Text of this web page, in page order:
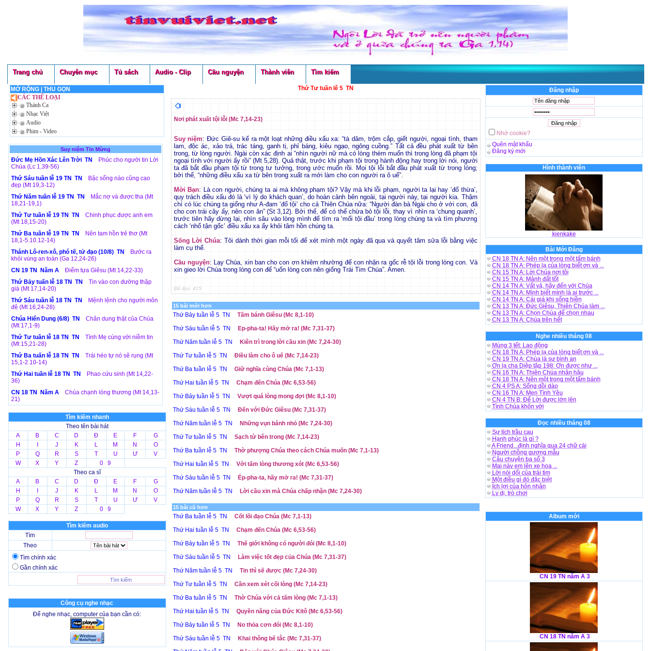
Trang chủ Chuyên mục Tủ sách Audio - Clip Cầu nguyện Thành viên Tìm kiếm
MỞ RỘNG
THU GỌN
CÁC THỂ LOẠI
Thánh Ca
Nhạc Việt
Audio
Phim - Video
Suy niệm Tin Mừng
Đức Mẹ Hồn Xác Lên Trời TN
Phúc cho người tin Lời
Chúa (Lc 1,39-56)
Thứ Sáu tuần lễ 19 TN TN
Bậc sống nào cũng cao
đẹp (Mt 19,3-12)
Thứ Năm tuần lễ 19 TN TN
Mắc nợ và được tha (Mt
18,21-19,1)
Thứ Tư tuần lễ 19 TN TN
Chinh phục được anh em
(Mt 18,15-20)
Thứ Ba tuần lễ 19 TN TN
Nên tam hồn trẻ thơ (Mt
18,1-5.10.12-14)
Thánh Lô-ren-xô, phó tế, tử đạo (10/8) TN
Bước ra
khỏi vùng an toàn (Ga 12,24-26)
CN 19 TN Năm A
Điểm tựa Giêsu (Mt 14,22-33)
Thứ Bảy tuấn lễ 18 TN TN
Tin vào con đường thập
giá (Mt 17,14-20)
Thứ Sáu tuần lễ 18 TN TN
Mệnh lệnh cho người môn
đệ (Mt 16,24-28)
Chúa Hiển Dung (6/8) TN
Chân dung thật của Chúa
(Mt 17,1-9)
Thứ Tư tuần lễ 18 TN TN
Tình Mẹ cùng với niềm tin
(Mt 15,21-28)
Thứ Ba tuấn lễ 18 TN TN
Trái héo tự nó sẽ rụng (Mt
15,1-2.10-14)
Thứ Hai tuần lễ 18 TN TN
Phao cứu sinh (Mt 14,22-
36)
CN 18 TN Năm A
Chúa chạnh lòng thương (Mt 14,13-
21)
Tìm kiếm nhanh
Theo tên bài hát
A
B C D Đ E F
G
H
J K L M N
O
P
Q R S T U Ư
V
W
X Y Z
0 9
Theo ca sĩ
A
B C D Đ E F
G
H
J K L M N
O
P
Q R S T U Ư
V
W
X Y Z 0 9
Tìm kiếm audio
Tìm
Theo
Tìm chính xác
Gần chính xác
Công cụ nghe nhạc
Để nghe nhạc, computer của bạn cần có:
Thứ Tư tuần lễ 5 TN
Nơi phát xuất tội lỗi (Mc 7,14-23)
Suy niệm: Đức Giê-su kể ra một loạt những điều xấu xa: “tà dâm, trộm cắp, giết người, ngoại tình, tham
lam, độc ác, xảo trá, trác táng, ganh tị, phỉ báng, kiêu ngạo, ngông cuồng.” Tất cả đều phát xuất từ bên
trong, từ lòng người. Ngài còn xác định ai “nhìn người nữ mà có lòng thèm muốn thì trong lòng đã phạm tội
ngoại tình với người ấy rồi” (Mt 5,28). Quả thật, trước khi phạm tội trong hành động hay trong lời nói, người
ta đã bắt đầu phạm tội từ trong tư tưởng, trong ước muốn rồi. Mọi tội lỗi bắt đầu phát xuất từ trong lòng;
bởi thế, “những điều xấu xa từ bên trong xuất ra mới làm cho con người ra ô uế”.
Mời Bạn: Là con người, chúng ta ai mà không phạm tội? Vậy mà khi lỗi phạm, người ta lại hay ‘đổ thừa’,
quy trách điều xấu đó là ‘vì lý do khách quan’, do hoàn cảnh bên ngoài, tại người này, tại người kia. Thậm
chí có lúc chúng ta giống như A-đam ‘đổ tội’ cho cả Thiên Chúa nữa: “Người đàn bà Ngài cho ở với con, đã
cho con trái cây ấy, nên con ăn” (St 3,12). Bởi thế, để có thể chừa bỏ tội lỗi, thay vì nhìn ra ‘chung quanh’,
trước tiên hãy dừng lại, nhìn sâu vào lòng mình để tìm ra ‘mối tội đầu’ trong lòng chúng ta và tìm phương
cách ‘nhổ tận gốc’ điều xấu xa ấy khỏi tâm hồn chúng ta.
Sống Lời Chúa: Tôi dành thời gian mỗi tối để xét mình một ngày đã qua và quyết tâm sửa lỗi bằng việc
làm cụ thể.
Cầu nguyện: Lạy Chúa, xin ban cho con ơn khiêm nhường để con nhận ra gốc rễ tội lỗi trong lòng con. Và
xin gieo lời Chúa trong lòng con để “uốn lòng con nên giống Trái Tim Chúa”. Amen.
Đã đọc: 415
15 bài mới hơn
Thứ Bảy tuần lễ 5 TN
Tấm bánh Giêsu (Mc 8,1-10)
Thứ Sáu tuần lễ 5 TN
Ep-pha-ta! Hãy mở ra! (Mc 7,31-37)
Thứ Năm tuần lễ 5 TN
Kiên trì trong lời cầu xin (Mc 7,24-30)
Thứ Tư tuần lễ 5 TN
Điều làm cho ô uế (Mc 7,14-23)
Thứ Ba tuần lễ 5 TN
Giữ nghĩa cùng Chúa (Mc 7,1-13)
Thứ Hai tuần lễ 5 TN
Chạm đến Chúa (Mc 6,53-56)
Thứ Bảy tuần lễ 5 TN
Vượt quá lòng mong đợi (Mc 8,1-10)
Thứ Sáu tuần lễ 5 TN
Đến với Đức Giêsu (Mc 7,31-37)
Thứ Năm tuần lễ 5 TN
Những vụn bánh nhỏ (Mc 7,24-30)
Thứ Tư tuần lễ 5 TN
Sạch từ bên trong (Mc 7,14-23)
Thứ Ba tuần lễ 5 TN
Thờ phượng Chúa theo cách Chúa muốn (Mc 7,1-13)
Thứ Hai tuần lễ 5 TN
Với tấm lòng thương xót (Mc 6,53-56)
Thứ Sáu tuần lễ 5 TN
Ép-pha-ta, hãy mở ra! (Mc 7,31-37)
Thứ Năm tuần lễ 5 TN
Lời cầu xin mà Chúa chấp nhận (Mc 7,24-30)
15 bài cũ hơn
Thứ Ba tuần lễ 5 TN
Cốt lõi đạo Chúa (Mc 7,1-13)
Thứ Hai tuần lễ 5 TN
Chạm đến Chúa (Mc 6,53-56)
Thứ Bảy tuần lễ 5 TN
Thế giới không có người đói (Mc 8,1-10)
Thứ Sáu tuần lễ 5 TN
Làm việc tốt đẹp của Chúa (Mc 7,31-37)
Thứ Năm tuần lễ 5 TN
Tin thì sẽ được (Mc 7,24-30)
Thứ Tư tuần lễ 5 TN
Cần xem xét cõi lòng (Mc 7,14-23)
Thứ Ba tuần lễ 5 TN
Thờ Chúa với cả tấm lòng (Mc 7,1-13)
Thứ Hai tuần lễ 5 TN
Quyền năng của Đức Kitô (Mc 6,53-56)
Thứ Bảy tuần lễ 5 TN
No thỏa cơn đói (Mc 8,1-10)
Thứ Sáu tuần lễ 5 TN
Khai thông bế tắc (Mc 7,31-37)
Đăng nhập
Nhớ cookie?
Quên mật khẩu
Đăng ký mới
Hình thành viên
kienkake
Bài Mới Đăng
CN 18 TN A: Nên một trong một tấm bánh
CN 18 TN A: Phép lạ của lòng biết ơn và ...
CN 15 TN A: Lời Chúa nơi tôi
CN 15 TN A: Mảnh đất tốt
CN 14 TN A: Vất vả, hãy đến với Chúa
CN 14 TN A: Mình biết mình là ai trước ...
CN 14 TN A: Cái giá khi sống hiền
CN 13 TN A: Đức Giêsu, Thiên Chúa làm ...
CN 13 TN A: Chọn Chúa để chọn nhau
CN 13 TN A: Chúa trên hết
Nghe nhiều tháng 08
Mùng 3 tết: Lao động
CN 18 TN A: Phép lạ của lòng biết ơn và ...
CN 19 TN A: Chúa là sự bình an
Ơn lạ cha Diệp tập 198: Ơn được như ...
CN 16 TN A: Thiên Chúa nhân hậu
CN 18 TN A: Nên một trong một tấm bánh
CN 4 PS A: Sống dồi dào
CN 16 TN A: Men Tình Yêu
CN 4 TN B: Để Lời được lớn lên
Tình Chúa khôn vời
Đọc nhiều tháng 08
Sự tích trầu cau
Hạnh phúc là gì ?
A Friend...định nghĩa qua 24 chữ cái
Người chồng gương mẫu
Câu chuyện ba số 3
Mai này em lên xe hoa ...
Lời nói dối của trái tim
Một điều gì đó đặc biệt
Ích lợi của hôn nhân
Ly dị, trò chơi
Album mới
CN 19 TN năm A 3
CN 18 TN năm A 3